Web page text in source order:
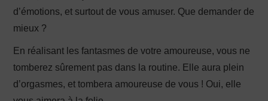
d’émotions, et surtout de vous amuser. Que demander de
mieux ?
En réalisant les fantasmes de votre amoureuse, vous ne
tomberez sûrement pas dans la routine. Elle aura plein
d’orgasmes, et tombera amoureuse de vous ! Oui, elle